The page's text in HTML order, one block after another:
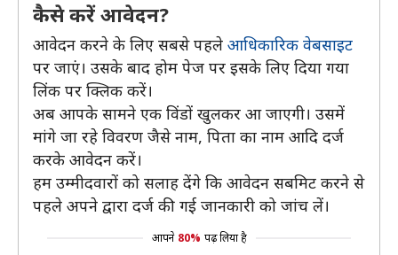
कैसे करें आवेदन?
आवेदन करने के लिए सबसे पहले आधिकारिक वेबसाइट
पर जाएं। उसके बाद होम पेज पर इसके लिए दिया गया
लिंक पर क्लिक करें।
अब आपके सामने एक विंडों खुलकर आ जाएगी। उसमें
मांगे जा रहे विवरण जैसे नाम, पिता का नाम आदि दर्ज
करके आवेदन करें।
हम उम्मीदवारों को सलाह देंगे कि आवेदन सबमिट करने से
पहले अपने द्वारा दर्ज की गई जानकारी को जांच लें।
आपने 80% पढ़ लिया है